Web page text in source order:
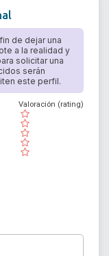
de dejar una
a la realidad y
solicitar una
serán
este perfil.
( )
( )
( )
( )
( )
Valoración (rating)